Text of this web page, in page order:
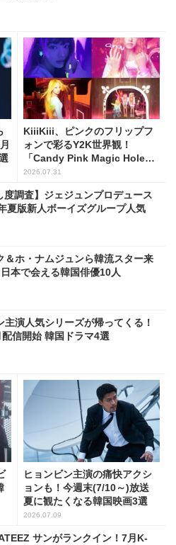
KiiiKiii、ピンクのフリップフ
ォンで彩るY2K世界観！
「Candy Pink Magic Hole
Flip Phone」公開
2026.07.31
度調査】ジェジュンプロデュース
夏版新人ボーイズグループ人気
＆ホ・ナムジュンら韓流スター来
本で会える韓国俳優10人
主演人気シリーズが帰ってくる！
信開始 韓国ドラマ4選
ヒョンビン主演の痛快アクシ
ョンも！今週末(7/10～)放送
夏に観たくなる韓国映画3選
2026.07.09
サンがランクイン！7月K-